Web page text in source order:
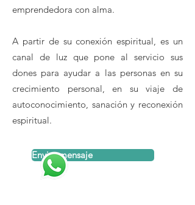
emprendedora con alma.
A partir de su conexión espiritual, es un
canal de luz que pone al servicio sus
dones para ayudar a las personas en su
crecimiento personal, en su viaje de
autoconocimiento, sanación y reconexión
espiritual.
Enviar mensaje